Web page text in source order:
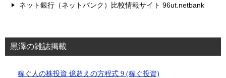
ネット銀行（ネットバンク）比較情報サイト 96ut.netbank
黒澤の雑誌掲載
稼ぐ人の株投資 億超えの方程式 9 (稼ぐ投資)